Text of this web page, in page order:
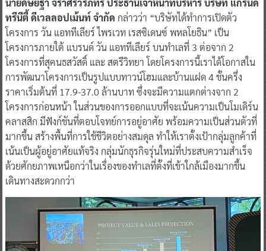
นายดิษย์ฐา จิราศิริวรภัทร ประธานเจ้าหน้าที่บริหาร บริษัท แกรนด์
ทรีนีตี้ ดีเวลลอปเม้นท์ จำกัด กล่าวว่า “บริษัทได้ทำการเปิดตัว
โครงการ วัน แอททีเลียร์ ไพรเวท เรสซิเดนซ์ พหลโยธิน” เป็น
โครงการภายใต้ แบรนด์ วัน แอททีเลียร์ บนทำเลที่ 3 ต่อจาก 2
โครงการที่สุคนธสวัสดิ์ และ สตรีวิทยา โดยโครงการนี้เราได้โอกาสใน
การพัฒนาโครงการเป็นรูปแบบทาวน์โฮมและบ้านแฝด 4 ชั้นครึ่ง
ราคาเริ่มต้นที่ 17.9-37.0 ล้านบาท ซึ่งจะมีความแตกต่างจาก 2
โครงการก่อนหน้า ในส่วนของการออกแบบที่จะเน้นความเป็นโมเดิร์น
คลาสสิก มีฟังก์ชันที่ตอบโจทย์การอยู่อาศัย พร้อมความเป็นส่วนตัวที่
มากขึ้น สร้างพื้นที่การใช้ชีวิตอย่างสมดุล ทำให้เราตั้งเป้ากลุ่มลูกค้าที่
เน้นเป็นผู้อยู่อาศัยแท้จริง กลุ่มนักธุรกิจรุ่นใหม่ที่ประสบความสำเร็จ
ด้วยศักยภาพเหนือกว่าในเรื่องของทำเลที่ตั้งที่เข้าใกล้เมืองมากขึ้น
เดินทางสะดวกกว่า